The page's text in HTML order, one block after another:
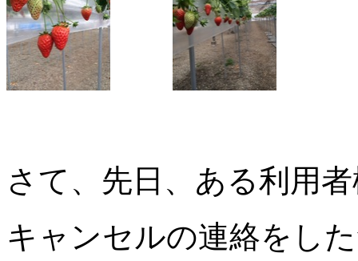
さて、先日、ある利用
キャンセルの連絡をし